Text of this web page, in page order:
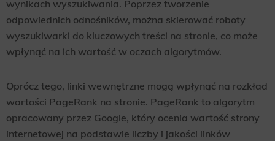
wynikach wyszukiwania. Poprzez tworzenie
odpowiednich odnośników, można skierować roboty
wyszukiwarki do kluczowych treści na stronie, co może
wpłynąć na ich wartość w oczach algorytmów.
Oprócz tego, linki wewnętrzne mogą wpłynąć na rozkład
wartości PageRank na stronie. PageRank to algorytm
opracowany przez Google, który ocenia wartość strony
internetowej na podstawie liczby i jakości linków